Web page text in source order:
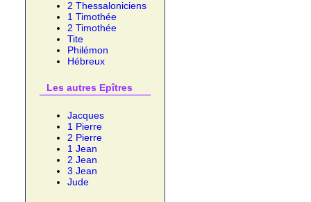
2 Thessaloniciens
1 Timothée
2 Timothée
Tite
Philémon
Hébreux
Les autres Epîtres
Jacques
1 Pierre
2 Pierre
1 Jean
2 Jean
3 Jean
Jude